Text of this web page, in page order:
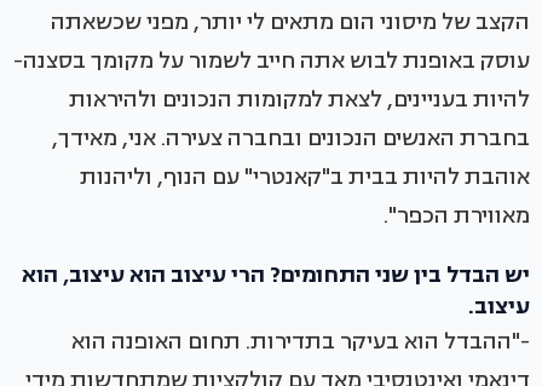
הקצב של מיסוני הום מתאים לי יותר, מפני שכשאתה
עוסק באופנת לבוש אתה חייב לשמור על מקומך בסצנה-
להיות בעניינים, לצאת למקומות הנכונים ולהיראות
בחברת האנשים הנכונים ובחברה צעירה. אני, מאידך,
אוהבת להיות בבית ב"קאנטרי" עם הנוף, וליהנות
מאווירת הכפר".
יש הבדל בין שני התחומים? הרי עיצוב הוא עיצוב, הוא
עיצוב.
-"ההבדל הוא בעיקר בתדירות. תחום האופנה הוא